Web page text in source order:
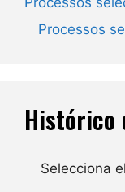
Processos
Histórico
Arxius